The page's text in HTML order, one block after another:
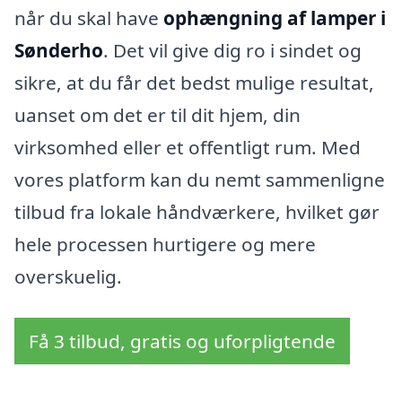
når du skal have ophængning af lamper i
Sønderho. Det vil give dig ro i sindet og
sikre, at du får det bedst mulige resultat,
uanset om det er til dit hjem, din
virksomhed eller et offentligt rum. Med
vores platform kan du nemt sammenligne
tilbud fra lokale håndværkere, hvilket gør
hele processen hurtigere og mere
overskuelig.
Få 3 tilbud, gratis og uforpligtende